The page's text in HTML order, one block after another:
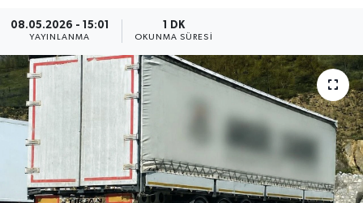
08.05.2026 - 15:01
YAYINLANMA
1 DK
OKUNMA SÜRESI